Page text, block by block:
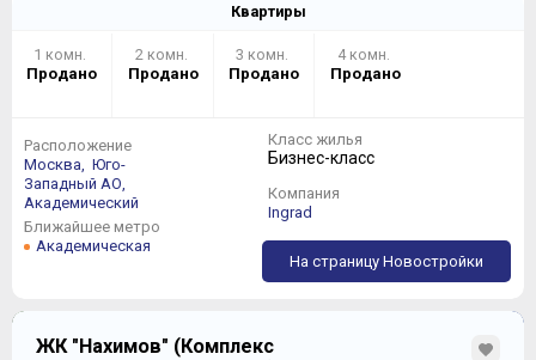
Квартиры
1 комн.
Продано
2 комн.
Продано
3 комн.
Продано
4 комн.
Продано
Расположение
Москва,
Юго-
Западный АО,
Академический
Ближайшее метро
Академическая
Класс жилья
Бизнес-класс
Компания
Ingrad
На страницу Новостройки
ЖК "Нахимов" (Комплекс